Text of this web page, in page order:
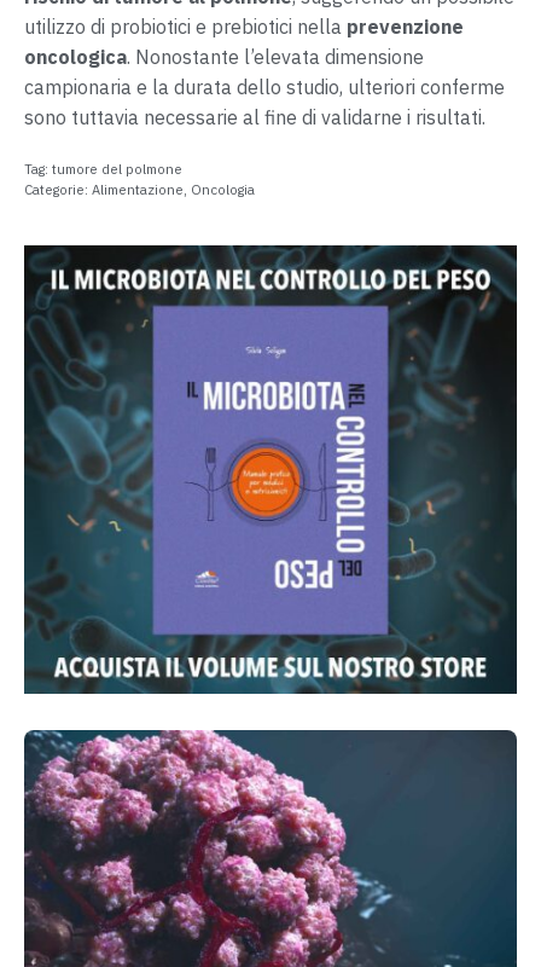
utilizzo di probiotici e prebiotici nella prevenzione
oncologica. Nonostante l’elevata dimensione
campionaria e la durata dello studio, ulteriori conferme
sono tuttavia necessarie al fine di validarne i risultati.
Tag: tumore del polmone
Categorie: Alimentazione, Oncologia